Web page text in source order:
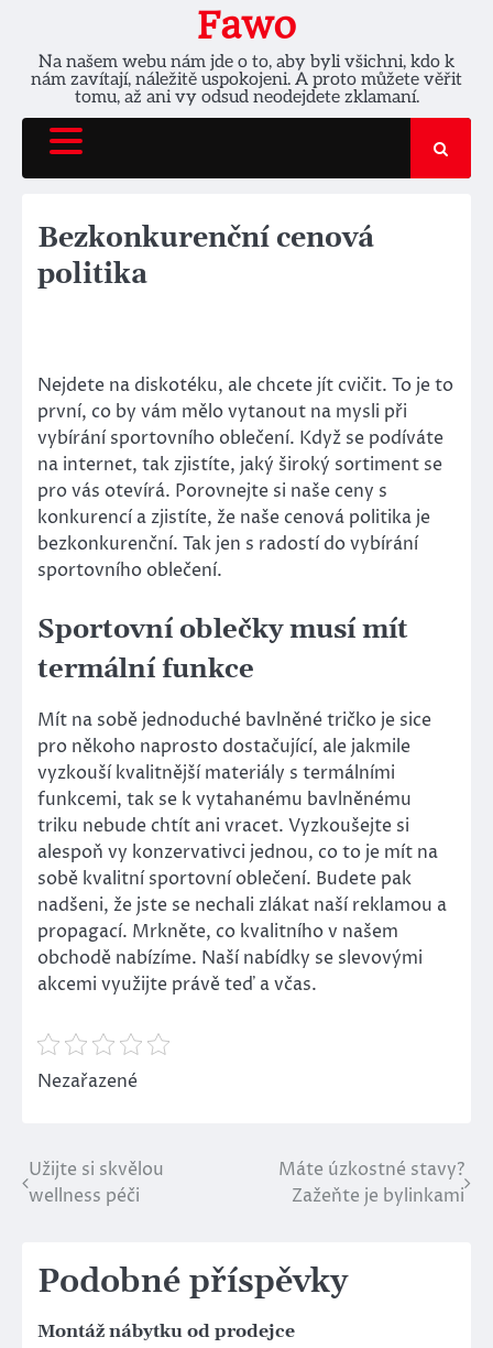
content
Fawo
Na našem webu nám jde o to, aby byli všichni, kdo k
nám zavítají, náležitě uspokojeni. A proto můžete věřit
tomu, až ani vy odsud neodejdete zklamaní.
Bezkonkurenční cenová
politika
Nejdete na diskotéku, ale chcete jít cvičit. To je to
první, co by vám mělo vytanout na mysli při
vybírání sportovního oblečení. Když se podíváte
na internet, tak zjistíte, jaký široký sortiment se
pro vás otevírá. Porovnejte si naše ceny s
konkurencí a zjistíte, že naše cenová politika je
bezkonkurenční. Tak jen s radostí do vybírání
sportovního oblečení.
Sportovní oblečky musí mít
termální funkce
Mít na sobě jednoduché bavlněné tričko je sice
pro někoho naprosto dostačující, ale jakmile
vyzkouší kvalitnější materiály s termálními
funkcemi, tak se k vytahanému bavlněnému
triku nebude chtít ani vracet. Vyzkoušejte si
alespoň vy konzervativci jednou, co to je mít na
sobě kvalitní sportovní oblečení. Budete pak
nadšeni, že jste se nechali zlákat naší reklamou a
propagací. Mrkněte, co kvalitního v našem
obchodě nabízíme. Naší nabídky se slevovými
akcemi využijte právě teď a včas.
Nezařazené
Navigace
Užijte si skvělou
wellness péči
Máte úzkostné stavy?
Zažeňte je bylinkami
Podobné příspěvky
Montáž nábytku od prodejce